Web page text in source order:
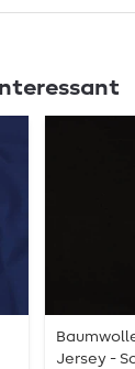
Jersey -